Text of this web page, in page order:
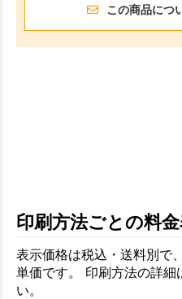
この商品につ
印刷方法ごとの料
表示価格は税込・送料別で
単価です。 印刷方法の詳細
い。